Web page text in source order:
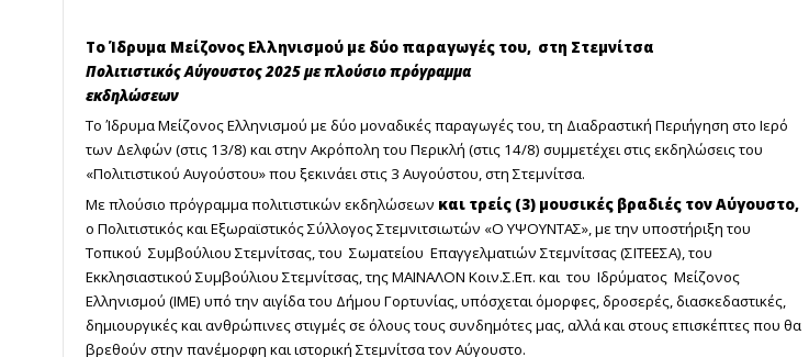
Το Ίδρυμα Μείζονος Ελληνισμού με δύο παραγωγές του, στη Στεμνίτσα
Πολιτιστικός Αύγουστος 2025 με πλούσιο πρόγραμμα
εκδηλώσεων
Το Ίδρυμα Μείζονος Ελληνισμού με δύο μοναδικές παραγωγές του, τη Διαδραστική Περιήγηση στο Ιερό
των Δελφών (στις 13/8) και στην Ακρόπολη του Περικλή (στις 14/8) συμμετέχει στις εκδηλώσεις του
«Πολιτιστικού Αυγούστου» που ξεκινάει στις 3 Αυγούστου, στη Στεμνίτσα.
Με πλούσιο πρόγραμμα πολιτιστικών εκδηλώσεων και τρείς (3) μουσικές βραδιές τον Αύγουστο,
ο Πολιτιστικός και Εξωραϊστικός Σύλλογος Στεμνιτσιωτών «Ο ΥΨΟΥΝΤΑΣ», με την υποστήριξη του
Τοπικού Συμβούλιου Στεμνίτσας, του Σωματείου Επαγγελματιών Στεμνίτσας (ΣΙΤΕΕΣΑ), του
Εκκλησιαστικού Συμβούλιου Στεμνίτσας, της ΜΑΙΝΑΛΟΝ Κοιν.Σ.Επ. και του Ιδρύματος Μείζονος
Ελληνισμού (ΙΜΕ) υπό την αιγίδα του Δήμου Γορτυνίας, υπόσχεται όμορφες, δροσερές, διασκεδαστικές,
δημιουργικές και ανθρώπινες στιγμές σε όλους τους συνδημότες μας, αλλά και στους επισκέπτες που θα
βρεθούν στην πανέμορφη και ιστορική Στεμνίτσα τον Αύγουστο.